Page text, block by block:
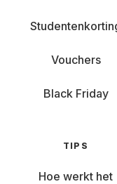
Vouchers
Black Friday
TIPS
Hoe werkt het